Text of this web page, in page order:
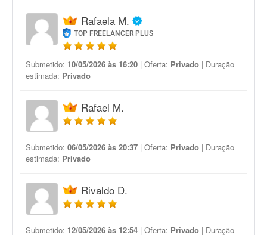
Rafaela M.
TOP FREELANCER PLUS
Submetido: 10/05/2026 às 16:20 | Oferta: Privado | Duração
estimada: Privado
Rafael M.
Submetido: 06/05/2026 às 20:37 | Oferta: Privado | Duração
estimada: Privado
Rivaldo D.
Submetido: 12/05/2026 às 12:54 | Oferta: Privado | Duração